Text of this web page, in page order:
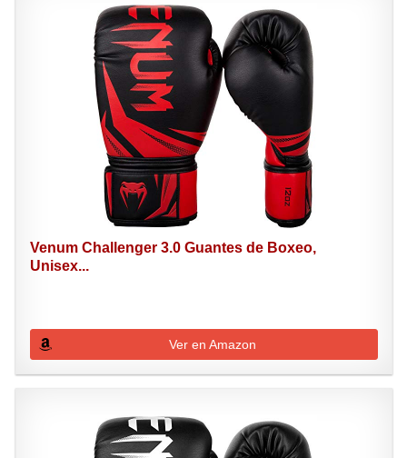
Venum Challenger 3.0 Guantes de Boxeo,
Unisex...
Ver en Amazon